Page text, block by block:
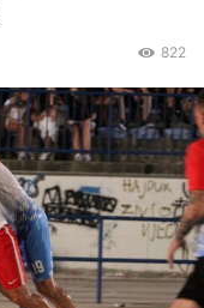
822